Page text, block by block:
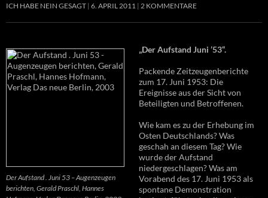
ICH HABE NEIN GESAGT 6. APRIL 2011 2 KOMMENTARE
Der Aufstand . Juni 53 – Augenzeugen
berichten, Gerald Praschl, Hannes
„Der Aufstand Juni ’53“.
Packende Zeitzeugenberichte
zum 17. Juni 1953: Die
Ereignisse aus der Sicht von
Beteiligten und Betroffenen.
Wie kam es zu der Erhebung im
Osten Deutschlands? Was
geschah an diesem Tag? Wie
wurde der Aufstand
niedergeschlagen? Was am
Vorabend des 17. Juni 1953 als
spontane Demonstration